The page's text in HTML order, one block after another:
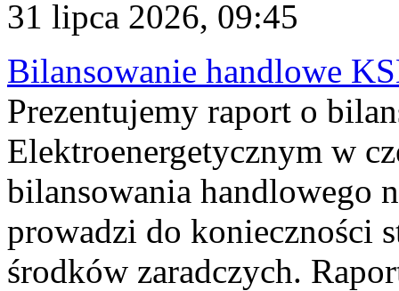
31 lipca 2026, 09:45
Bilansowanie handlowe
Prezentujemy raport o
Elektroenergetycznym w
bilansowania handlowego
prowadzi do konieczności
środków zaradczych.